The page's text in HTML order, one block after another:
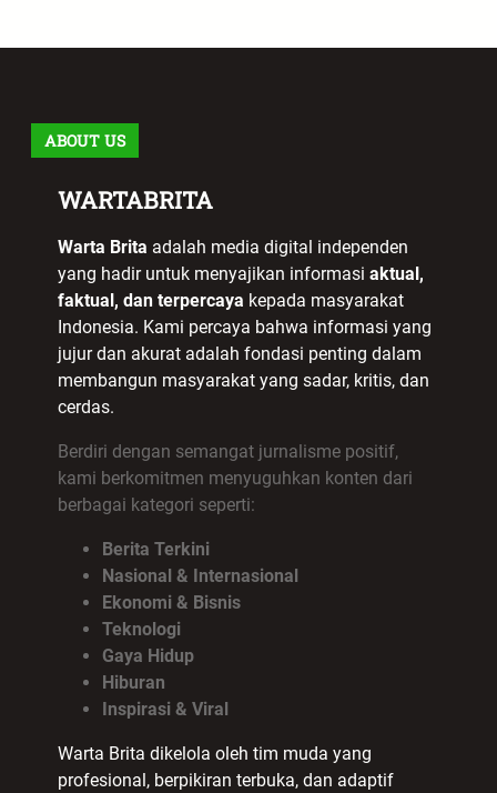
ABOUT US
WARTABRITA
Warta Brita adalah media digital independen
yang hadir untuk menyajikan informasi aktual,
faktual, dan terpercaya kepada masyarakat
Indonesia. Kami percaya bahwa informasi yang
jujur dan akurat adalah fondasi penting dalam
membangun masyarakat yang sadar, kritis, dan
cerdas.
Berdiri dengan semangat jurnalisme positif,
kami berkomitmen menyuguhkan konten dari
berbagai kategori seperti:
Berita Terkini
Nasional & Internasional
Ekonomi & Bisnis
Teknologi
Gaya Hidup
Hiburan
Inspirasi & Viral
Warta Brita dikelola oleh tim muda yang
profesional, berpikiran terbuka, dan adaptif